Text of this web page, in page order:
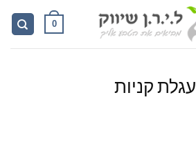
0
עגלת קניות